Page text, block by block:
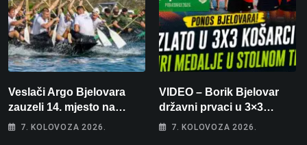
Veslači Argo Bjelovara
zauzeli 14. mjesto na
brzincu
7. KOLOVOZA 2026.
VIDEO – Borik Bjelovar
državni prvaci u 3×3
košarci, Klara Končar je
7. KOLOVOZA 2026.